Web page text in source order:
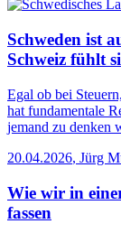
Schweden ist
Schweiz fühlt
Egal ob bei
hat fundamentale
jemand zu denken
20.04.2026, Jürg
Wie wir in
fassen